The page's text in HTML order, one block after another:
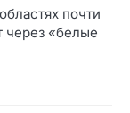
почти
через «белые